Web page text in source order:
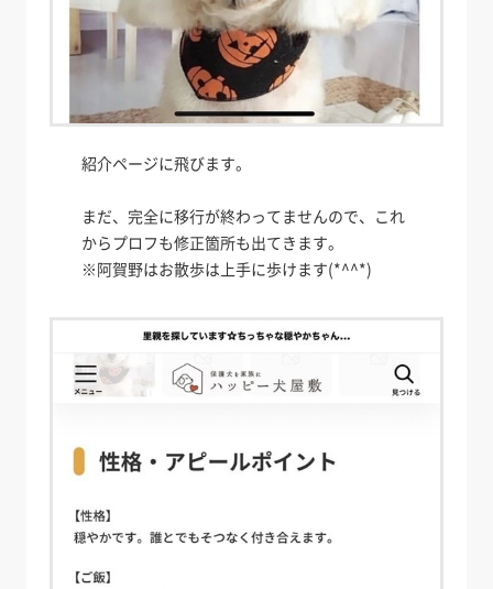
紹介ページに飛びます。
まだ、完全に移行が終わってませんので、これ
からプロフも修正箇所も出てきます。
※阿賀野はお散歩は上手に歩けます(*^^*)